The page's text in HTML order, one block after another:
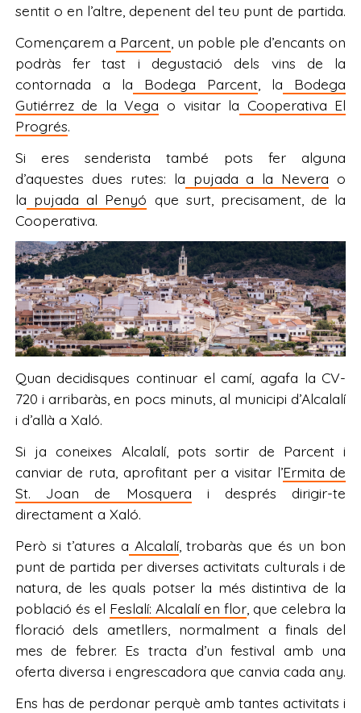
sentit o en l’altre, depenent del teu punt de partida.
Començarem a Parcent, un poble ple d’encants on
podràs fer tast i degustació dels vins de la
contornada a la Bodega Parcent , la Bodega
Gutiérrez de la Vega o visitar la Cooperativa El
Progrés.
Si eres senderista també pots fer alguna
d’aquestes dues rutes: la pujada a la Nevera o
la pujada al Penyó que surt, precisament, de la
Cooperativa.
Quan decidisques continuar el camí, agafa la CV-
720 i arribaràs, en pocs minuts, al municipi d’Alcalalí
i d’allà a Xaló.
Si ja coneixes Alcalalí, pots sortir de Parcent i
canviar de ruta, aprofitant per a visitar l’Ermita de
St. Joan de Mosquera i després dirigir-te
directament a Xaló.
Però si t’atures a Alcalalí, trobaràs que és un bon
punt de partida per diverses activitats culturals i de
natura, de les quals potser la més distintiva de la
població és el Feslalí: Alcalalí en flor , que celebra la
floració dels ametllers, normalment a finals del
mes de febrer. Es tracta d’un festival amb una
oferta diversa i engrescadora que canvia cada any.
Ens has de perdonar perquè amb tantes activitats i